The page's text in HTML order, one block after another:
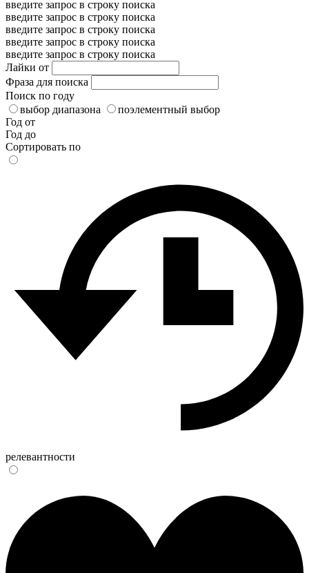
введите запрос в строку поиска
введите запрос в строку поиска
введите запрос в строку поиска
введите запрос в строку поиска
введите запрос в строку поиска
Лайки от
Фраза для поиска
Поиск по году
выбор диапазона
поэлементный выбор
Год от
Год до
Сортировать по
релевантности